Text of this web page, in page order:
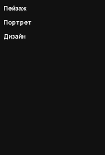
Пейзаж
Портрет
Дизайн